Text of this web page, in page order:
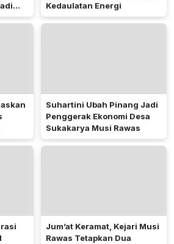
Kedaulatan Energi
Suhartini Ubah Pinang Jadi
Penggerak Ekonomi Desa
Sukakarya Musi Rawas
Jum’at Keramat, Kejari Musi
Rawas Tetapkan Dua